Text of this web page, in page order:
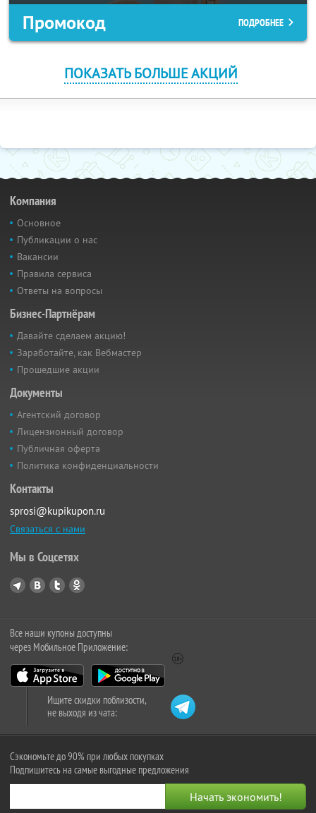
Промокод ПОДРОБНЕЕ
ПОКАЗАТЬ БОЛЬШЕ АКЦИЙ
Компания
Основное
Публикации о нас
Вакансии
Правила сервиса
Ответы на вопросы
Бизнес-Партнёрам
Давайте сделаем акцию!
Заработайте, как Вебмастер
Прошедшие акции
Документы
Агентский договор
Лицензионный договор
Публичная оферта
Политика конфиденциальности
Контакты
sprosi@kupikupon.ru
Связаться с нами
Мы в Соцсетях
Все наши купоны доступны
через Мобильное Приложение:
Ищите скидки поблизости,
не выходя из чата:
Сэкономьте до 90% при любых покупках
Подпишитесь на самые выгодные предложения